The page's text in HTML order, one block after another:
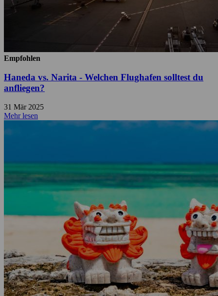
Empfohlen
Haneda vs. Narita - Welchen Flughafen solltest du
anfliegen?
31 Mär 2025
Mehr lesen